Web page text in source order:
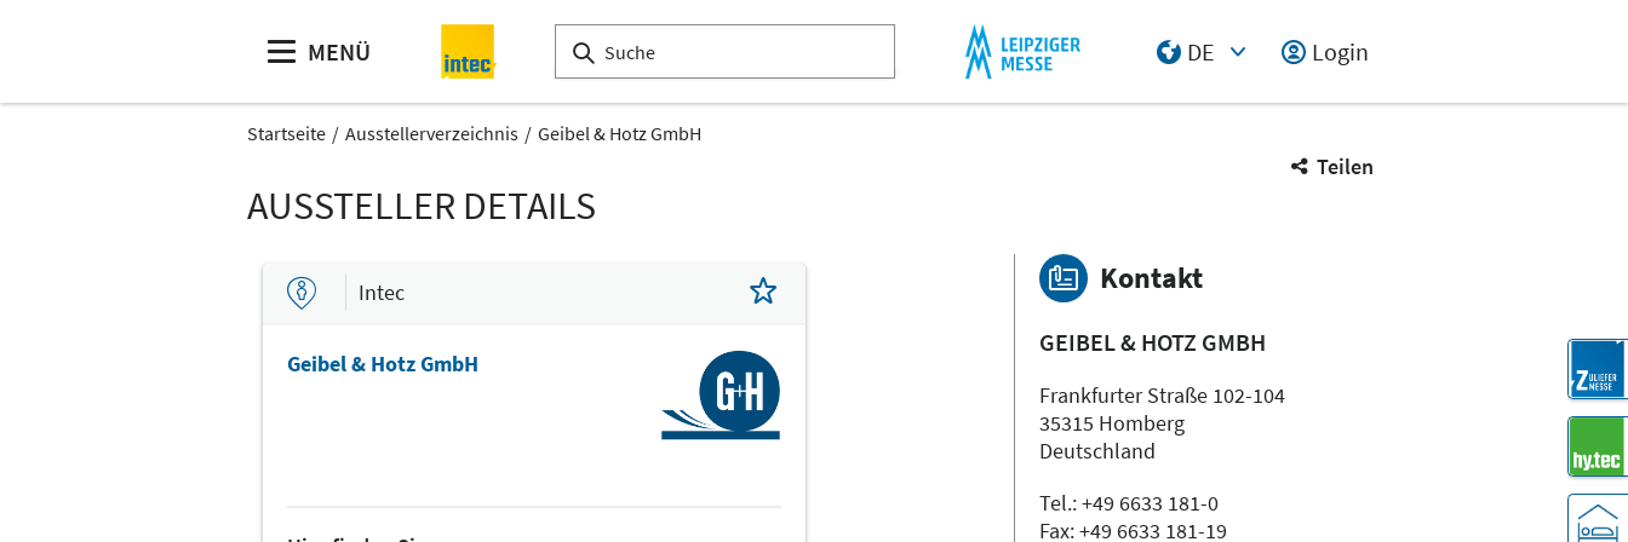
MENÜ
DE
Login
Startseite Ausstellerverzeichnis Geibel & Hotz GmbH
Teilen
AUSSTELLER DETAILS
Intec
Geibel & Hotz GmbH
Kontakt
GEIBEL & HOTZ GMBH
Frankfurter Straße 102-104
35315 Homberg
Deutschland
Tel.: +49 6633 181-0
Fax: +49 6633 181-19